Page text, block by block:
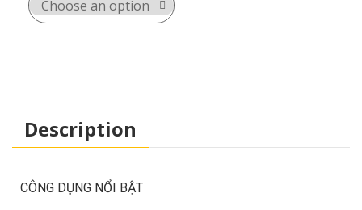
Description
CÔNG DỤNG NỔI BẬT